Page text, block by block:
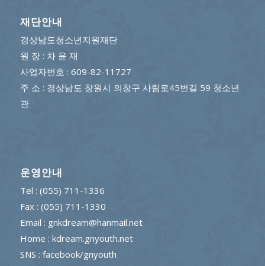
재단안내
경상남도청소년지원재단
원 장 : 차 윤 재
사업자번호 : 609-82-11727
주 소 : 경상남도 창원시 의창구 사림로45번길 59 청소년
관
운영안내
Tel : (055) 711-1336
Fax : (055) 711-1330
Email : gnkdream@hanmail.net
Home : kdream.gnyouth.net
SNS : facebook/gnyouth